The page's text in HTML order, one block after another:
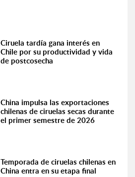
Ciruela tardía gana interés en
Chile por su productividad y vida
de postcosecha
China impulsa las exportaciones
chilenas de ciruelas secas durante
el primer semestre de 2026
Temporada de ciruelas chilenas en
China entra en su etapa final